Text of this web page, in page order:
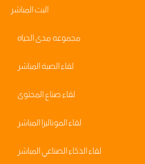
البث المباشر
مجموعه مدى الحياه
لقاء الصبة المباشر
لقاء صناع المحتوى
لقاء الموناليزا المباشر
لقاء الذكاء الصناعي المباشر